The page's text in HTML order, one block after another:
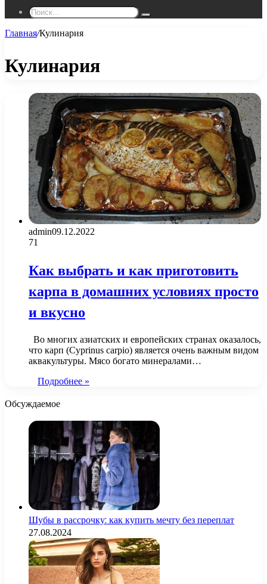
Поиск...
Главная/Кулинария
Кулинария
admin09.12.2022
71
Как выбрать и как приготовить
карпа в домашних условиях просто
и вкусно
Во многих азиатских и европейских странах оказалось,
что карп (Cyprinus carpio) является очень важным видом
аквакультуры. Мясо богато минералами…
Подробнее »
Обсуждаемое
Шубы в рассрочку: как купить мечту без переплат
27.08.2024